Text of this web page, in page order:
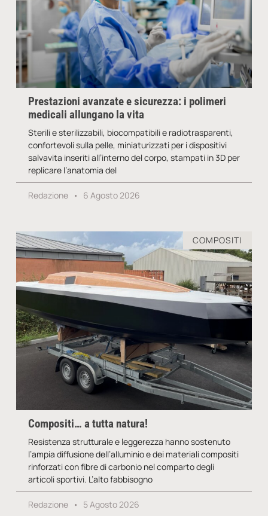
Prestazioni avanzate e sicurezza: i polimeri
medicali allungano la vita
Sterili e sterilizzabili, biocompatibili e radiotrasparenti,
confortevoli sulla pelle, miniaturizzati per i dispositivi
salvavita inseriti all’interno del corpo, stampati in 3D per
replicare l’anatomia del
Redazione 6 Agosto 2026
COMPOSITI
Compositi… a tutta natura!
Resistenza strutturale e leggerezza hanno sostenuto
l’ampia diffusione dell’alluminio e dei materiali compositi
rinforzati con fibre di carbonio nel comparto degli
articoli sportivi. L’alto fabbisogno
Redazione 5 Agosto 2026